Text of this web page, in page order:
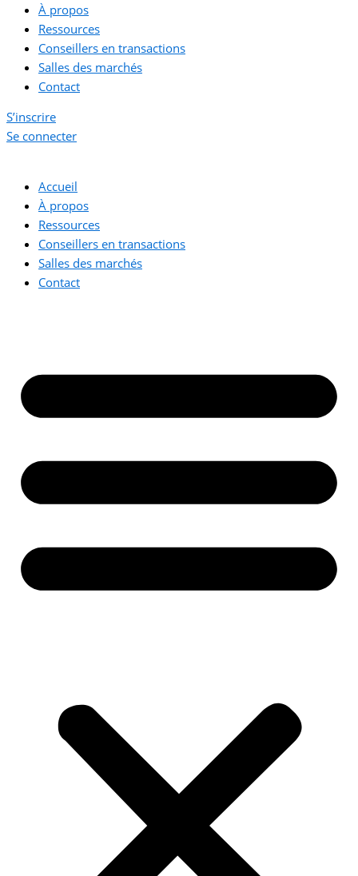
À propos
Ressources
Conseillers en transactions
Salles des marchés
Contact
S’inscrire
Se connecter
Accueil
À propos
Ressources
Conseillers en transactions
Salles des marchés
Contact